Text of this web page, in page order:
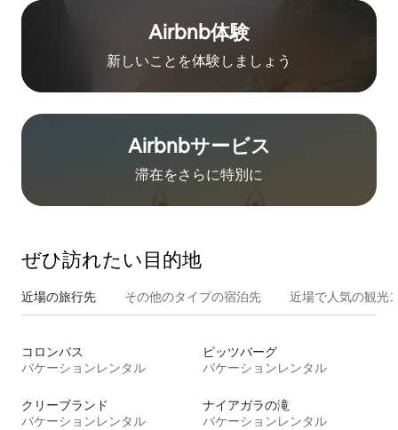
Airbnb体験
新しいことを体験しましょう
Airbnb⁠サ⁠ー⁠ビ⁠ス
滞在をさ⁠ら⁠に特⁠別⁠に
ぜひ訪⁠れ⁠た⁠い目⁠的⁠地
近場の旅行先 その他のタ⁠イ⁠プ⁠の宿⁠泊⁠先 近場で人気の観光
コロンバス
バケーションレンタル
ピッツバーグ
バケーションレンタル
クリーブランド
バケーションレンタル
ナイアガラの滝
バケーションレンタル